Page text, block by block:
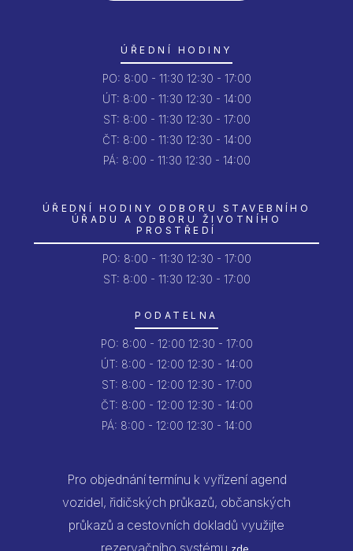
ÚŘEDNÍ HODINY
PO: 8:00 - 11:30 12:30 - 17:00
ÚT: 8:00 - 11:30 12:30 - 14:00
ST: 8:00 - 11:30 12:30 - 17:00
ČT: 8:00 - 11:30 12:30 - 14:00
PÁ: 8:00 - 11:30 12:30 - 14:00
ÚŘEDNÍ HODINY ODBORU STAVEBNÍHO
ÚŘADU A ODBORU ŽIVOTNÍHO
PROSTŘEDÍ
PO: 8:00 - 11:30 12:30 - 17:00
ST: 8:00 - 11:30 12:30 - 17:00
PODATELNA
PO: 8:00 - 12:00 12:30 - 17:00
ÚT: 8:00 - 12:00 12:30 - 14:00
ST: 8:00 - 12:00 12:30 - 17:00
ČT: 8:00 - 12:00 12:30 - 14:00
PÁ: 8:00 - 12:00 12:30 - 14:00
Pro objednání termínu k vyřízení agend
vozidel, řidičských průkazů, občanských
průkazů a cestovních dokladů využijte
rezervačního systému